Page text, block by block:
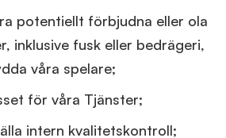
potentiellt förbjudna eller ola
inklusive fusk eller bedrägeri,
våra spelare;
för våra Tjänster;
intern kvalitetskontroll;